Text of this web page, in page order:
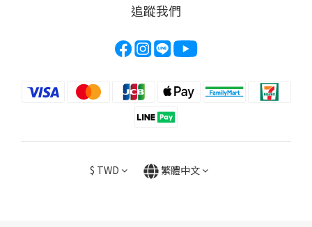
追蹤我們
$ TWD 繁體中文